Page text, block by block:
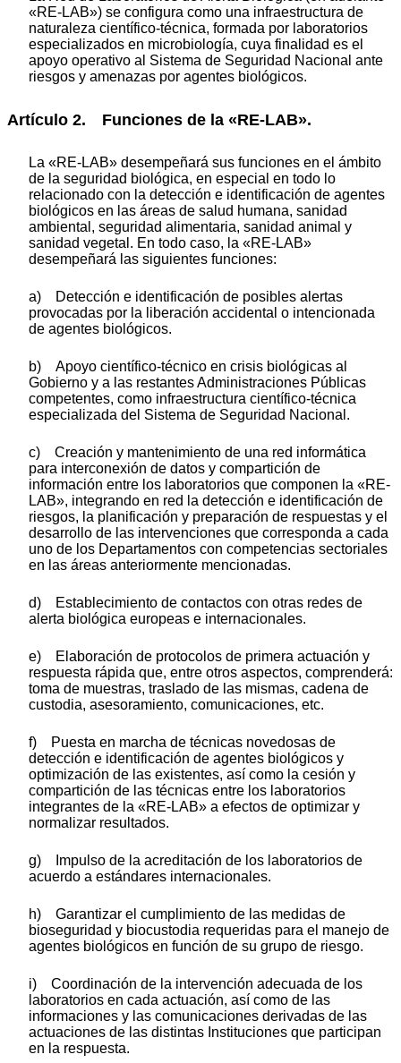
«RE-LAB») se configura como una infraestructura de
naturaleza científico-técnica, formada por laboratorios
especializados en microbiología, cuya finalidad es el
apoyo operativo al Sistema de Seguridad Nacional ante
riesgos y amenazas por agentes biológicos.
Artículo 2. Funciones de la «RE-LAB».
La «RE-LAB» desempeñará sus funciones en el ámbito
de la seguridad biológica, en especial en todo lo
relacionado con la detección e identificación de agentes
biológicos en las áreas de salud humana, sanidad
ambiental, seguridad alimentaria, sanidad animal y
sanidad vegetal. En todo caso, la «RE-LAB»
desempeñará las siguientes funciones:
a) Detección e identificación de posibles alertas
provocadas por la liberación accidental o intencionada
de agentes biológicos.
b) Apoyo científico-técnico en crisis biológicas al
Gobierno y a las restantes Administraciones Públicas
competentes, como infraestructura científico-técnica
especializada del Sistema de Seguridad Nacional.
c) Creación y mantenimiento de una red informática
para interconexión de datos y compartición de
información entre los laboratorios que componen la «RE-
LAB», integrando en red la detección e identificación de
riesgos, la planificación y preparación de respuestas y el
desarrollo de las intervenciones que corresponda a cada
uno de los Departamentos con competencias sectoriales
en las áreas anteriormente mencionadas.
d) Establecimiento de contactos con otras redes de
alerta biológica europeas e internacionales.
e) Elaboración de protocolos de primera actuación y
respuesta rápida que, entre otros aspectos, comprenderá:
toma de muestras, traslado de las mismas, cadena de
custodia, asesoramiento, comunicaciones, etc.
f) Puesta en marcha de técnicas novedosas de
detección e identificación de agentes biológicos y
optimización de las existentes, así como la cesión y
compartición de las técnicas entre los laboratorios
integrantes de la «RE-LAB» a efectos de optimizar y
normalizar resultados.
g) Impulso de la acreditación de los laboratorios de
acuerdo a estándares internacionales.
h) Garantizar el cumplimiento de las medidas de
bioseguridad y biocustodia requeridas para el manejo de
agentes biológicos en función de su grupo de riesgo.
i) Coordinación de la intervención adecuada de los
laboratorios en cada actuación, así como de las
informaciones y las comunicaciones derivadas de las
actuaciones de las distintas Instituciones que participan
en la respuesta.